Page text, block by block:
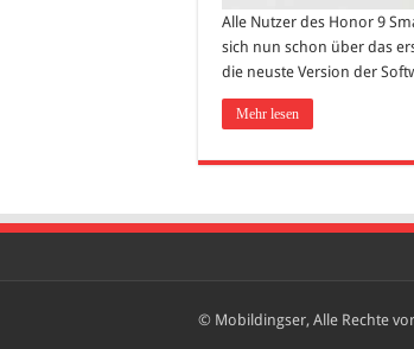
Alle Nutzer des Honor 9
sich nun schon über das
die neuste Version der
Mehr lesen
© Mobildingser, Alle Rechte